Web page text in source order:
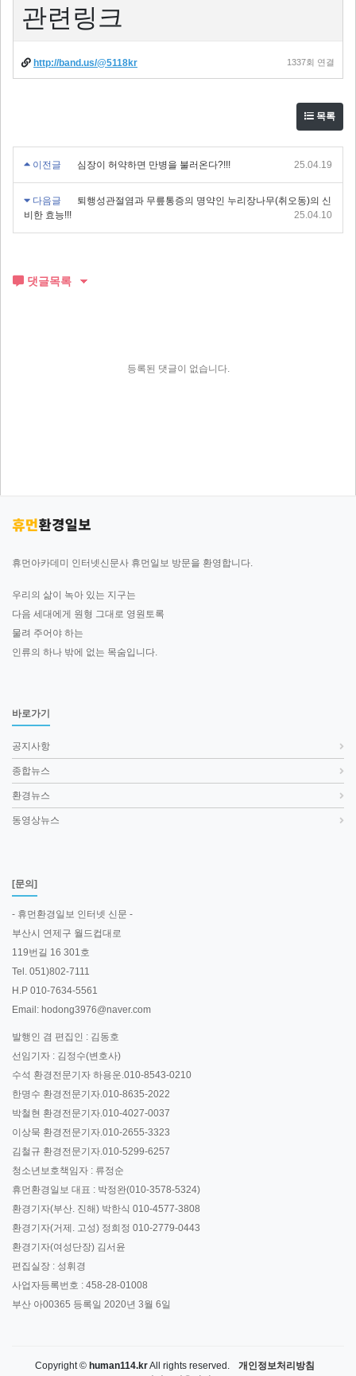
관련링크
http://band.us/@5118kr 1337회 연결
목록
이전글 심장이 허약하면 만병을 불러온다?!!! 25.04.19
다음글
퇴행성관절염과 무릎통증의 명약인 누리장나무(취오동)의 신
비한 효능!!!
25.04.10
댓글목록
등록된 댓글이 없습니다.
휴먼아카데미 인터넷신문사 휴먼일보 방문을 환영합니다.
우리의 삶이 녹아 있는 지구는
다음 세대에게 원형 그대로 영원토록
물려 주어야 하는
인류의 하나 밖에 없는 목숨입니다.
바로가기
공지사항
종합뉴스
환경뉴스
동영상뉴스
[문의]
- 휴먼환경일보 인터넷 신문 -
부산시 연제구 월드컵대로
119번길 16 301호
Tel. 051)802-7111
H.P 010-7634-5561
Email: hodong3976@naver.com
발행인 겸 편집인 : 김동호
선임기자 : 김정수(변호사)
수석 환경전문기자 하용운.010-8543-0210
한명수 환경전문기자.010-8635-2022
박철현 환경전문기자.010-4027-0037
이상묵 환경전문기자.010-2655-3323
김철규 환경전문기자.010-5299-6257
청소년보호책임자 : 류정순
휴먼환경일보 대표 : 박정완(010-3578-5324)
환경기자(부산. 진해) 박한식 010-4577-3808
환경기자(거제. 고성) 정희정 010-2779-0443
환경기자(여성단장) 김서윤
편집실장 : 성휘경
사업자등록번호 : 458-28-01008
부산 아00365 등록일 2020년 3월 6일
Copyright © human114.krAll rights reserved.
개인정보처리방침